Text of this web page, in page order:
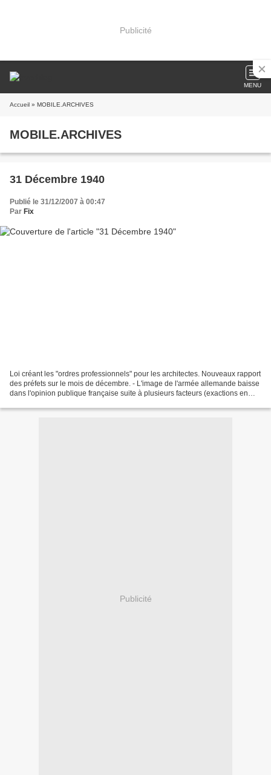
Publicité
MENU
Accueil » MOBILE.ARCHIVES
MOBILE.ARCHIVES
31 Décembre 1940
Publié le 31/12/2007 à 00:47
Par Fix
Loi créant les "ordres professionnels" pour les architectes. Nouveaux rapport
des préfets sur le mois de décembre. - L'image de l'armée allemande baisse
dans l'opinion publique française suite à plusieurs facteurs (exactions en
Publicité